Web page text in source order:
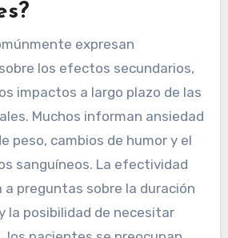
expresan
los efectos secundarios,
impactos a largo plazo de las
Muchos informan ansiedad
peso, cambios de humor y el
sanguíneos. La efectividad
a preguntas sobre la duración
la posibilidad de necesitar